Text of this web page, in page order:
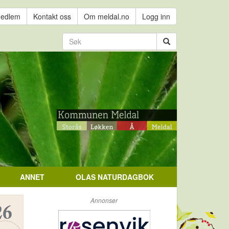
Kontakt oss Om meldal.no Logg inn
ANNET OLAS NATURDAGBOK
Annonser